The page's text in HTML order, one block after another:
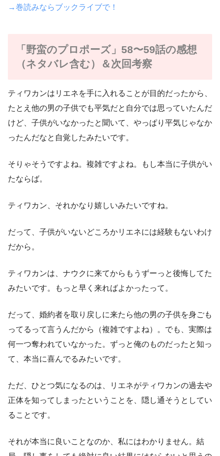
→巻読みならブックライブで！
「野蛮のプロポーズ」58〜59話の感想
（ネタバレ含む）＆次回考察
ティワカンはリエネを手に入れることが目的だったから、
たとえ他の男の子供でも平気だと自分では思っていたんだ
けど、子供がいなかったと聞いて、やっぱり平気じゃなか
ったんだなと自覚したみたいです。
そりゃそうですよね。複雑ですよね。もし本当に子供がい
たならば。
ティワカン、それかなり嬉しいみたいですね。
だって、子供がいないどころかリエネには経験もないわけ
だから。
ティワカンは、ナウクに来てからもうずーっと後悔してた
みたいです。もっと早く来ればよかったって。
だって、婚約者を取り戻しに来たら他の男の子供を身ごも
ってるって言うんだから（複雑ですよね）。でも、実際は
何一つ奪われていなかった。ずっと俺のものだったと知っ
て、本当に喜んでるみたいです。
ただ、ひとつ気になるのは、リエネがティワカンの過去や
正体を知ってしまったということを、隠し通そうとしてい
ることです。
それが本当に良いことなのか、私にはわかりません。結